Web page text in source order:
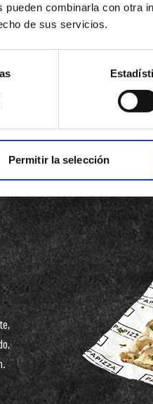
combinarla con otra
de sus servicios.
Permitir la selección
salsa